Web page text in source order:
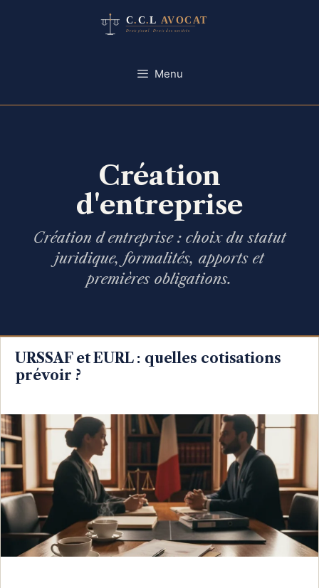
Menu
Création
d'entreprise
Création d entreprise : choix du statut
juridique, formalités, apports et
premières obligations.
URSSAF et EURL : quelles cotisations
prévoir ?